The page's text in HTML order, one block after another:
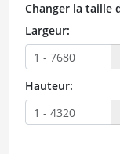
Changer la taille
Largeur:
Hauteur: